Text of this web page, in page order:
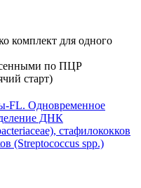
FL. Одновременное
ДНК
стафилококков
(Streptococcus spp.)